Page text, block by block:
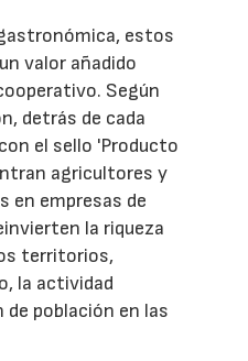
estos
valor añadido
Según
detrás de cada
el sello 'Producto
agricultores y
en empresas de
la riqueza
territorios,
la actividad
población en las